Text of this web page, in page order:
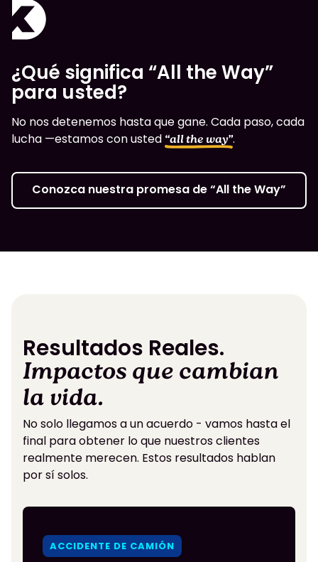
¿Qué significa “All the Way”
para usted?
No nos detenemos hasta que gane. Cada paso, cada
lucha —estamos con usted “all the way”.
Conozca nuestra promesa de “All the Way”
Resultados Reales.
Impactos que cambian
la vida.
No solo llegamos a un acuerdo - vamos hasta el
final para obtener lo que nuestros clientes
realmente merecen. Estos resultados hablan
por sí solos.
ACCIDENTE DE CAMIÓN